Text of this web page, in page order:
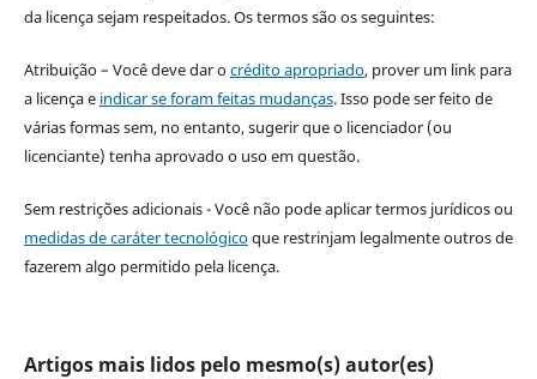
da licença sejam respeitados. Os termos são os seguintes:
Atribuição – Você deve dar ocrédito apropriado, prover um link para
a licença e indicar se foram feitas mudanças. Isso pode ser feito de
várias formas sem, no entanto, sugerir que o licenciador (ou
licenciante) tenha aprovado o uso em questão.
Sem restrições adicionais - Você não pode aplicar termos jurídicos ou
medidas de caráter tecnológicoque restrinjam legalmente outros de
fazerem algo permitido pela licença.
Artigos mais lidos pelo mesmo(s) autor(es)